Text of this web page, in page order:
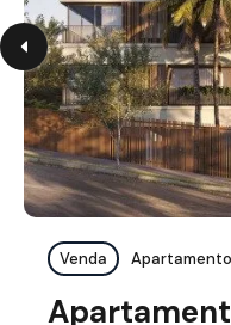
Venda Apartamento